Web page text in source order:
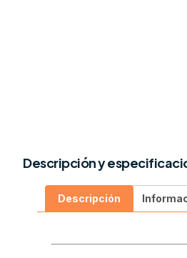
Descripción y
Descripción